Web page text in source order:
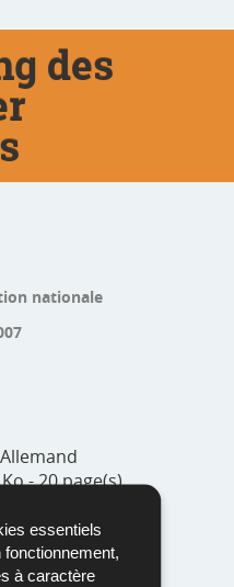
essentiels
à caractère
des
nationale
Allemand
- 20 page(s)